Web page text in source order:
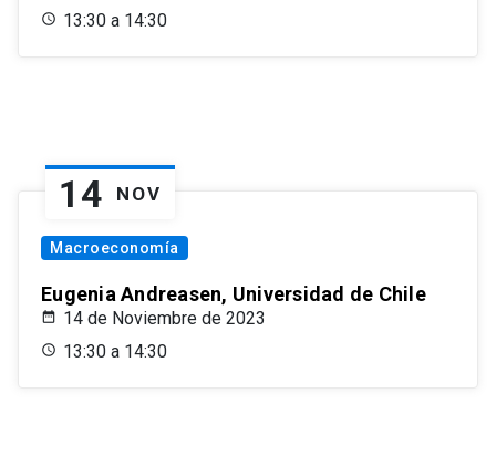
13:30 a 14:30
14 NOV
Macroeconomía
Eugenia Andreasen, Universidad de Chile
14 de Noviembre de 2023
13:30 a 14:30